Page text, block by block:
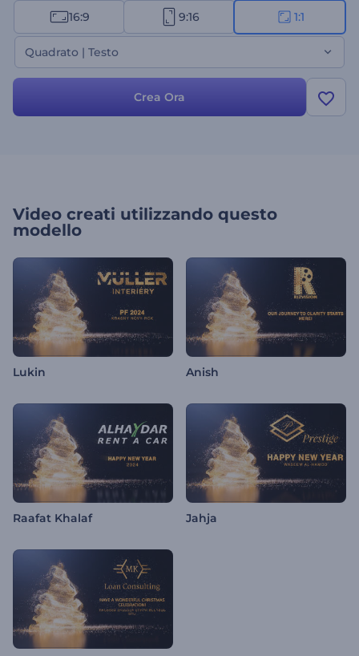
più affettuosi, carica il tuo logo e aggiungi una musica di
sottofondo festiva per un videomessaggio natalizio unico. Perfetto
per introduzioni natalizie, video di auguri, inviti a feste di Natale e
molti altri progetti. Provalo subito!
16:9 9:16 1:1
Quadrato | Testo
Crea Ora
Video creati utilizzando questo
modello
Lukin Anish
Raafat Khalaf Jahja